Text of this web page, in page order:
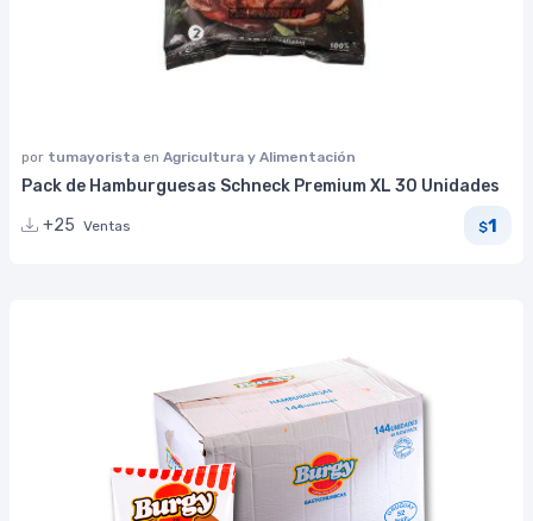
por tumayorista en Agricultura y Alimentación
Pack de Hamburguesas Schneck Premium XL 30 Unidades
+25 Ventas $1